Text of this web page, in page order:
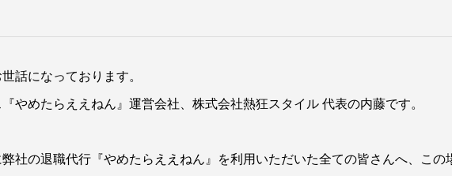
話になっております。
やめたらええねん』運営会社、株式会社熱狂スタイル 代表の内藤です。
社の退職代行『やめたらええねん』を利用いただいた全ての皆さんへ、こ